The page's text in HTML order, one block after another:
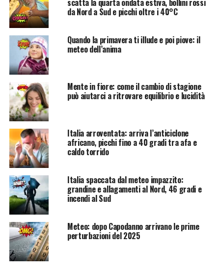
scatta la quarta ondata estiva, bollini rossi
da Nord a Sud e picchi oltre i 40°C
Quando la primavera ti illude e poi piove: il
meteo dell’anima
Mente in fiore: come il cambio di stagione
può aiutarci a ritrovare equilibrio e lucidità
Italia arroventata: arriva l’anticiclone
africano, picchi fino a 40 gradi tra afa e
caldo torrido
Italia spaccata dal meteo impazzito:
grandine e allagamenti al Nord, 46 gradi e
incendi al Sud
Meteo: dopo Capodanno arrivano le prime
perturbazioni del 2025